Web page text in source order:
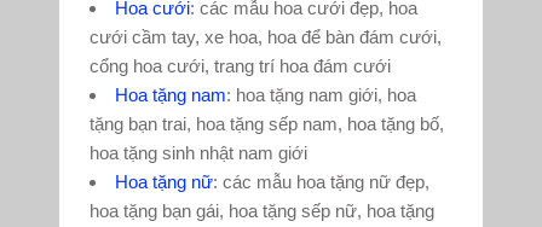
Hoa cưới: các mẫu hoa cưới đẹp, hoa
cưới cầm tay, xe hoa, hoa để bàn đám cưới,
cổng hoa cưới, trang trí hoa đám cưới
Hoa tặng nam: hoa tặng nam giới, hoa
tặng bạn trai, hoa tặng sếp nam, hoa tặng bố,
hoa tặng sinh nhật nam giới
Hoa tặng nữ: các mẫu hoa tặng nữ đẹp,
hoa tặng bạn gái, hoa tặng sếp nữ, hoa tặng